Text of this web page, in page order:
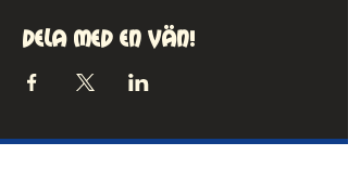
Dela med en vän!